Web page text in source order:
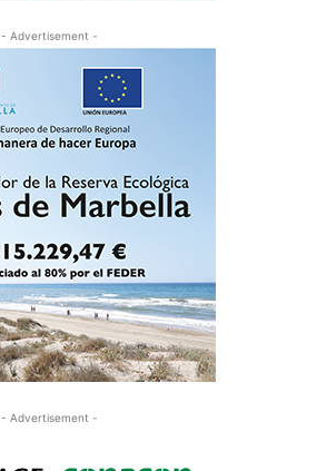
- Advertisement -
- Advertisement -